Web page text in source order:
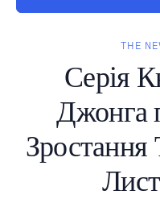
THE
Серія
Джонга